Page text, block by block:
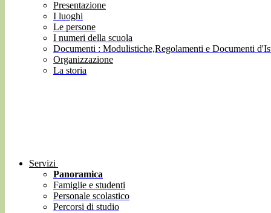
Presentazione
I luoghi
Le persone
I numeri della scuola
Documenti : Modulistiche,Regolamenti e Documenti
Organizzazione
La storia
Servizi
Panoramica
Famiglie e studenti
Personale scolastico
Percorsi di studio